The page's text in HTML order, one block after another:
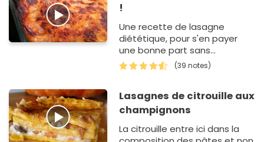
!
Une recette de lasagne
diététique, pour s'en payer
une bonne part sans
culpabiliser !Retrouvez mes
recettes sur mon blog
(39 notes)
Lasagnes de citrouille aux
champignons
La citrouille entre ici dans la